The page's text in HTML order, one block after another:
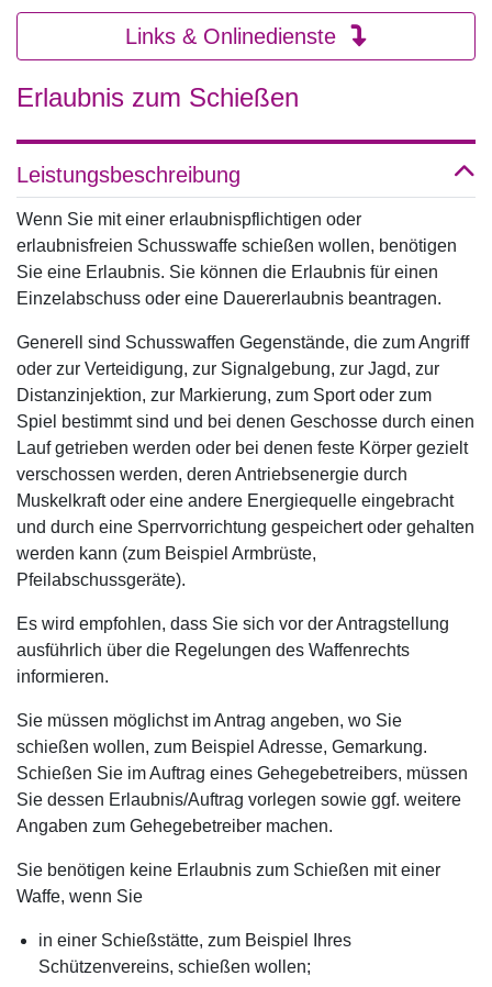
Links & Onlinedienste
Erlaubnis zum Schießen
Leistungsbeschreibung
Wenn Sie mit einer erlaubnispflichtigen oder
erlaubnisfreien Schusswaffe schießen wollen, benötigen
Sie eine Erlaubnis. Sie können die Erlaubnis für einen
Einzelabschuss oder eine Dauererlaubnis beantragen.
Generell sind Schusswaffen Gegenstände, die zum Angriff
oder zur Verteidigung, zur Signalgebung, zur Jagd, zur
Distanzinjektion, zur Markierung, zum Sport oder zum
Spiel bestimmt sind und bei denen Geschosse durch einen
Lauf getrieben werden oder bei denen feste Körper gezielt
verschossen werden, deren Antriebsenergie durch
Muskelkraft oder eine andere Energiequelle eingebracht
und durch eine Sperrvorrichtung gespeichert oder gehalten
werden kann (zum Beispiel Armbrüste,
Pfeilabschussgeräte).
Es wird empfohlen, dass Sie sich vor der Antragstellung
ausführlich über die Regelungen des Waffenrechts
informieren.
Sie müssen möglichst im Antrag angeben, wo Sie
schießen wollen, zum Beispiel Adresse, Gemarkung.
Schießen Sie im Auftrag eines Gehegebetreibers, müssen
Sie dessen Erlaubnis/Auftrag vorlegen sowie ggf. weitere
Angaben zum Gehegebetreiber machen.
Sie benötigen keine Erlaubnis zum Schießen mit einer
Waffe, wenn Sie
in einer Schießstätte, zum Beispiel Ihres
Schützenvereins, schießen wollen;